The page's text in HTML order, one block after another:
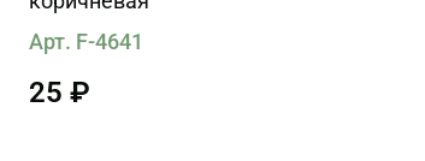
Арт. F-4641
25 ₽